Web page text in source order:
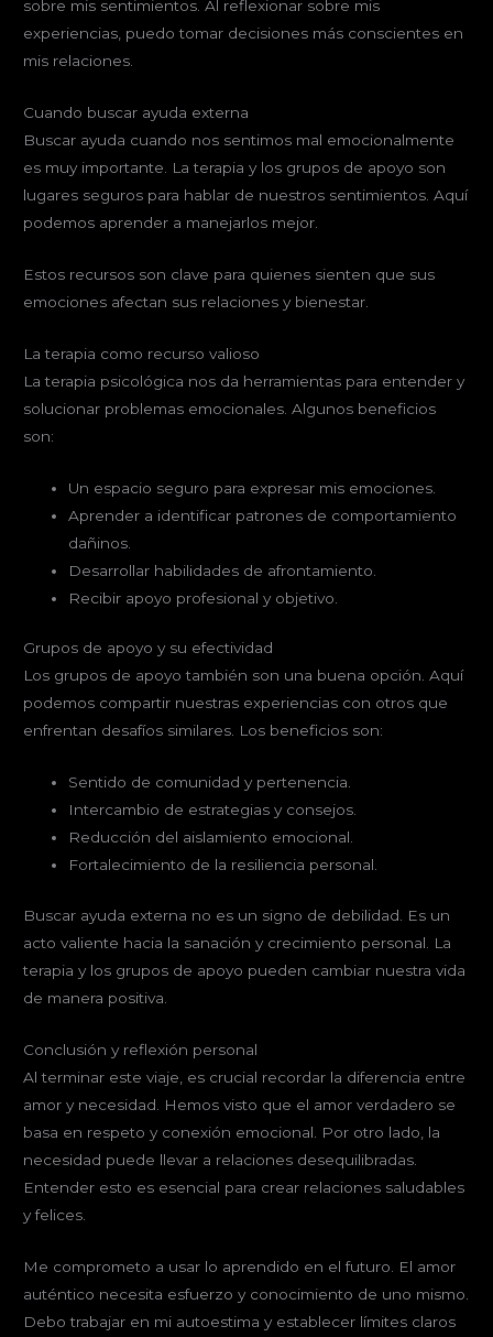
sobre mis sentimientos. Al reflexionar sobre mis
experiencias, puedo tomar decisiones más conscientes en
mis relaciones.
Cuando buscar ayuda externa
Buscar ayuda cuando nos sentimos mal emocionalmente
es muy importante. La terapia y los grupos de apoyo son
lugares seguros para hablar de nuestros sentimientos. Aquí
podemos aprender a manejarlos mejor.
Estos recursos son clave para quienes sienten que sus
emociones afectan sus relaciones y bienestar.
La terapia como recurso valioso
La terapia psicológica nos da herramientas para entender y
solucionar problemas emocionales. Algunos beneficios
son:
Un espacio seguro para expresar mis emociones.
Aprender a identificar patrones de comportamiento
dañinos.
Desarrollar habilidades de afrontamiento.
Recibir apoyo profesional y objetivo.
Grupos de apoyo y su efectividad
Los grupos de apoyo también son una buena opción. Aquí
podemos compartir nuestras experiencias con otros que
enfrentan desafíos similares. Los beneficios son:
Sentido de comunidad y pertenencia.
Intercambio de estrategias y consejos.
Reducción del aislamiento emocional.
Fortalecimiento de la resiliencia personal.
Buscar ayuda externa no es un signo de debilidad. Es un
acto valiente hacia la sanación y crecimiento personal. La
terapia y los grupos de apoyo pueden cambiar nuestra vida
de manera positiva.
Conclusión y reflexión personal
Al terminar este viaje, es crucial recordar la diferencia entre
amor y necesidad. Hemos visto que el amor verdadero se
basa en respeto y conexión emocional. Por otro lado, la
necesidad puede llevar a relaciones desequilibradas.
Entender esto es esencial para crear relaciones saludables
y felices.
Me comprometo a usar lo aprendido en el futuro. El amor
auténtico necesita esfuerzo y conocimiento de uno mismo.
Debo trabajar en mi autoestima y establecer límites claros